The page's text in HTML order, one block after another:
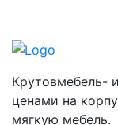
Крутовмебель-
ценами на
мягкую мебель.